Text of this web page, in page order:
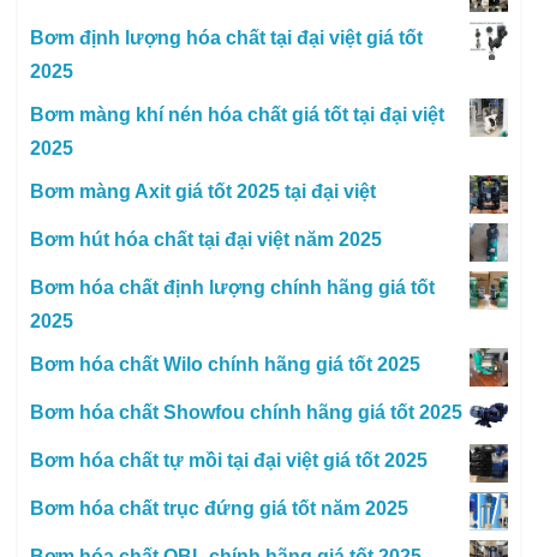
Bơm định lượng hóa chất tại đại việt giá tốt
2025
Bơm màng khí nén hóa chất giá tốt tại đại việt
2025
Bơm màng Axit giá tốt 2025 tại đại việt
Bơm hút hóa chất tại đại việt năm 2025
Bơm hóa chất định lượng chính hãng giá tốt
2025
Bơm hóa chất Wilo chính hãng giá tốt 2025
Bơm hóa chất Showfou chính hãng giá tốt 2025
Bơm hóa chất tự mồi tại đại việt giá tốt 2025
Bơm hóa chất trục đứng giá tốt năm 2025